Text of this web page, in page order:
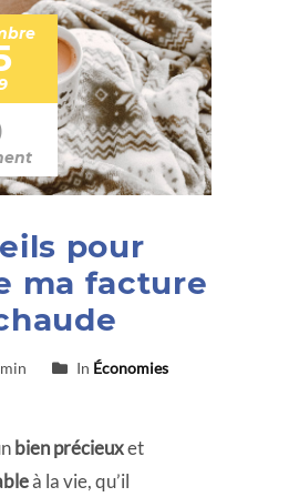
pour
ma facture
In Économies
bien précieuxet
à la vie, qu’il